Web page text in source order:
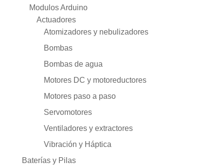
Modulos Arduino
Actuadores
Atomizadores y nebulizadores
Bombas
Bombas de agua
Motores DC y motoreductores
Motores paso a paso
Servomotores
Ventiladores y extractores
Vibración y Háptica
Baterías y Pilas